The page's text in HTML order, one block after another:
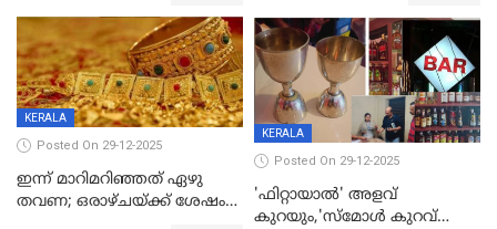
യുവാവ് ട്രെയിന്‍ തട്ടി മരിച്ചു
കളിക്കുന്നതിനിടെ
KERALA
Posted On 29-12-2025
ഇന്ന് മാറിമറിഞ്ഞത് ഏഴു
തവണ; ഒരാഴ്ചയ്ക്ക് ശേഷം
KERALA
Posted On 29-12-2025
'ഫിറ്റായാൽ' അളവ്
കുറയും,'സ്‌മോൾ കുറവ്